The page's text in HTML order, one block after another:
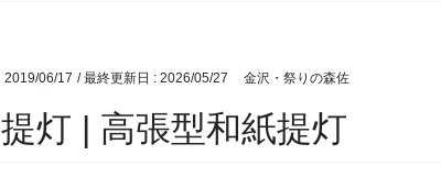
2019/06/17 / 最終更新日 : 2026/05/27 金沢・祭りの森佐
提灯 | 高張型和紙提灯